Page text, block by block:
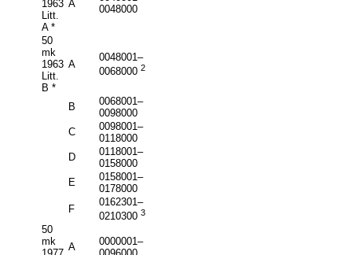
1963
Litt.
A *
A
0048000
50
mk
1963
Litt.
B *
A
0048001–
0068000 2
B
0068001–
0098000
C
0098001–
0118000
D
0118001–
0158000
E
0158001–
0178000
F
0162301–
0210300 3
50
mk
A
0000001–